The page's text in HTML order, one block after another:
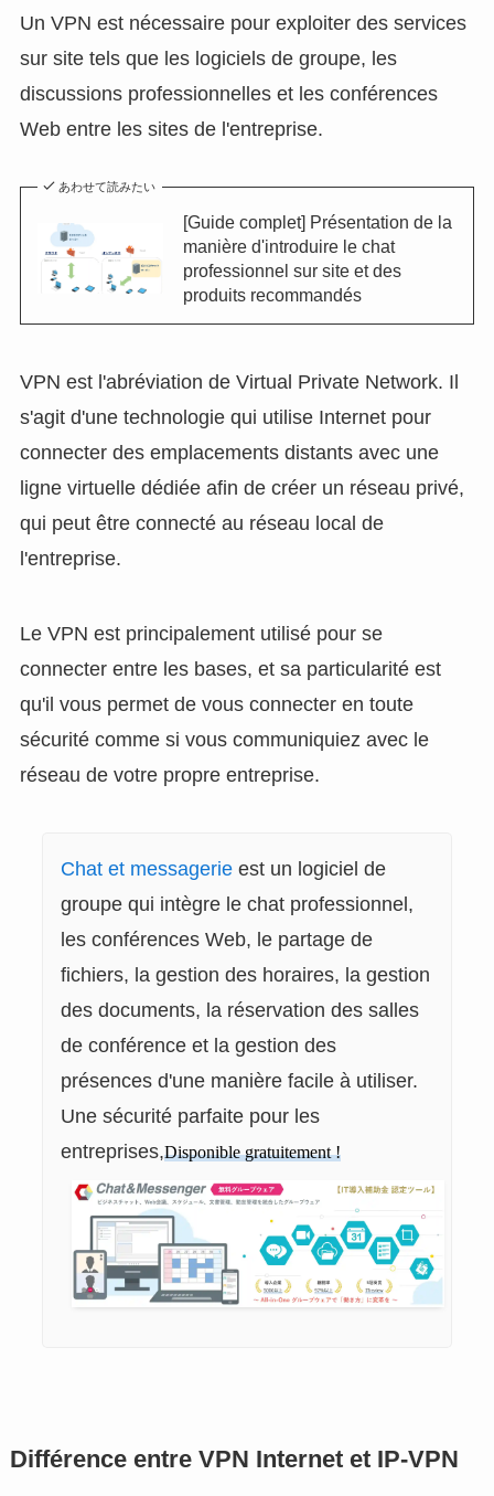
Un VPN est nécessaire pour exploiter des services
sur site tels que les logiciels de groupe, les
discussions professionnelles et les conférences
Web entre les sites de l'entreprise.
あわせて読みたい
[Guide complet] Présentation de la
manière d'introduire le chat
professionnel sur site et des
produits recommandés
VPN est l'abréviation de Virtual Private Network. Il
s'agit d'une technologie qui utilise Internet pour
connecter des emplacements distants avec une
ligne virtuelle dédiée afin de créer un réseau privé,
qui peut être connecté au réseau local de
l'entreprise.
Le VPN est principalement utilisé pour se
connecter entre les bases, et sa particularité est
qu'il vous permet de vous connecter en toute
sécurité comme si vous communiquiez avec le
réseau de votre propre entreprise.
Chat et messagerie est un logiciel de
groupe qui intègre le chat professionnel,
les conférences Web, le partage de
fichiers, la gestion des horaires, la gestion
des documents, la réservation des salles
de conférence et la gestion des
présences d'une manière facile à utiliser.
Une sécurité parfaite pour les
entreprises,Disponible gratuitement !
Différence entre VPN Internet et IP-VPN